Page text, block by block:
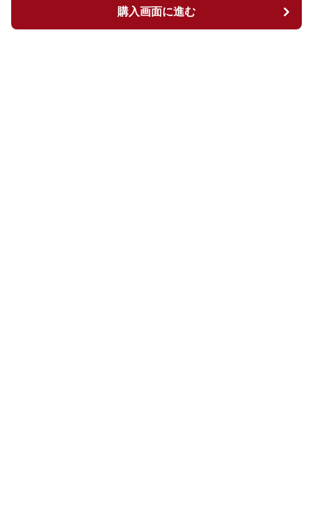
購入画面に進む
購入画面に進む